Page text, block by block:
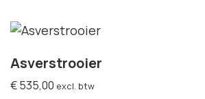
Asverstrooier
€535,00 excl. btw